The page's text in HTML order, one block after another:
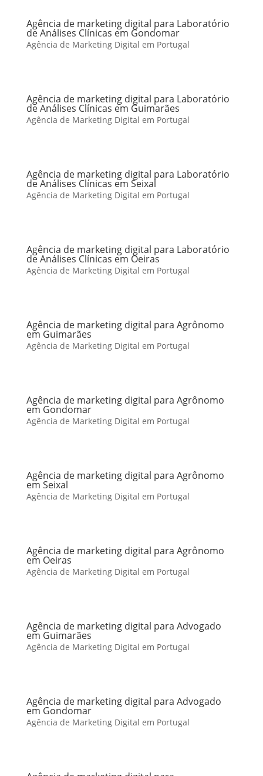
Agência de marketing digital para Laboratório
de Análises Clínicas em Gondomar
Agência de Marketing Digital em Portugal
Agência de marketing digital para Laboratório
de Análises Clínicas em Guimarães
Agência de Marketing Digital em Portugal
Agência de marketing digital para Laboratório
de Análises Clínicas em Seixal
Agência de Marketing Digital em Portugal
Agência de marketing digital para Laboratório
de Análises Clínicas em Oeiras
Agência de Marketing Digital em Portugal
Agência de marketing digital para Agrônomo
em Guimarães
Agência de Marketing Digital em Portugal
Agência de marketing digital para Agrônomo
em Gondomar
Agência de Marketing Digital em Portugal
Agência de marketing digital para Agrônomo
em Seixal
Agência de Marketing Digital em Portugal
Agência de marketing digital para Agrônomo
em Oeiras
Agência de Marketing Digital em Portugal
Agência de marketing digital para Advogado
em Guimarães
Agência de Marketing Digital em Portugal
Agência de marketing digital para Advogado
em Gondomar
Agência de Marketing Digital em Portugal